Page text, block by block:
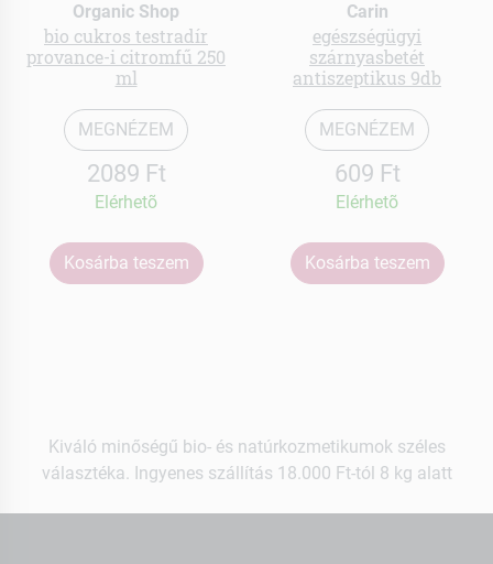
Organic Shop
bio cukros testradír
provance-i citromfű 250
ml
MEGNÉZEM
2089 Ft
Elérhetõ
Kosárba teszem
Carin
egészségügyi
szárnyasbetét
antiszeptikus 9db
MEGNÉZEM
609 Ft
Elérhetõ
Kosárba teszem
Kiváló minőségű bio- és natúrkozmetikumok széles
választéka. Ingyenes szállítás 18.000 Ft-tól 8 kg alatt